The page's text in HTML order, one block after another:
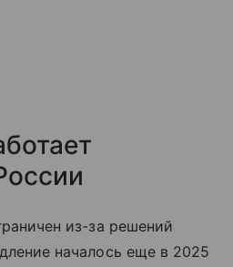
из-за решений
началось еще в 2025